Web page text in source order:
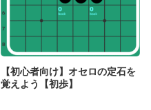
【初心者向け】オセロの定石を
覚えよう【初歩】